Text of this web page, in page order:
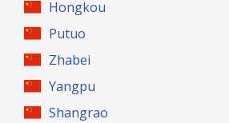
Hongkou
Putuo
Zhabei
Yangpu
Shangrao